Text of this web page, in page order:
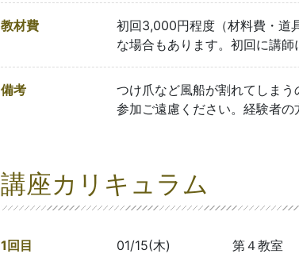
教材費
初回3,000円程度（材料費・道
な場合もあります。初回に講師
備考
つけ爪など風船が割れてしま
参加ご遠慮ください。経験者の
講座カリキュラム
1回目 01/15(木) 第４教室